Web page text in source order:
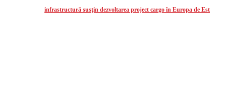
infrastructură susţin dezvoltarea project cargo în Europa de Est